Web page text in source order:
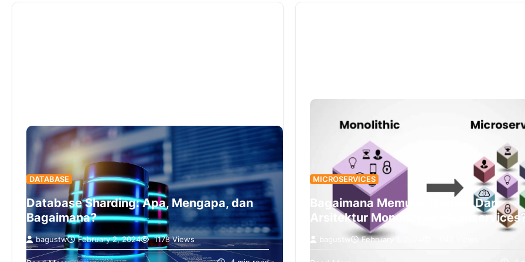
DATABASE
Database Sharding: Apa, Mengapa, dan
Bagaimana?
bagustw February 2, 2024 1178 Views
Database sharding adalah teknik untuk meningkatkan
MICROSERVICES
Bagaimana Memulai Transisi Dari
Arsitektur Monolith ke
bagustw February 1, 2024